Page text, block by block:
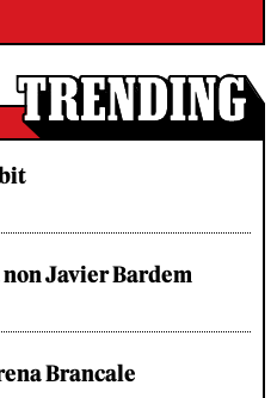
Javier Bardem
Brancale